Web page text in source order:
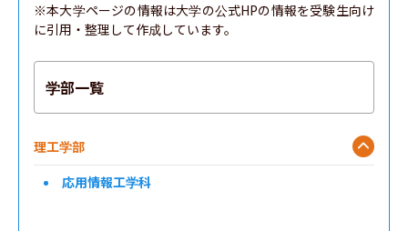
※本大学ページの情報は大学の公式HPの情報を受験生向け
に引用・整理して作成しています。
学部一覧
理工学部
応用情報工学科